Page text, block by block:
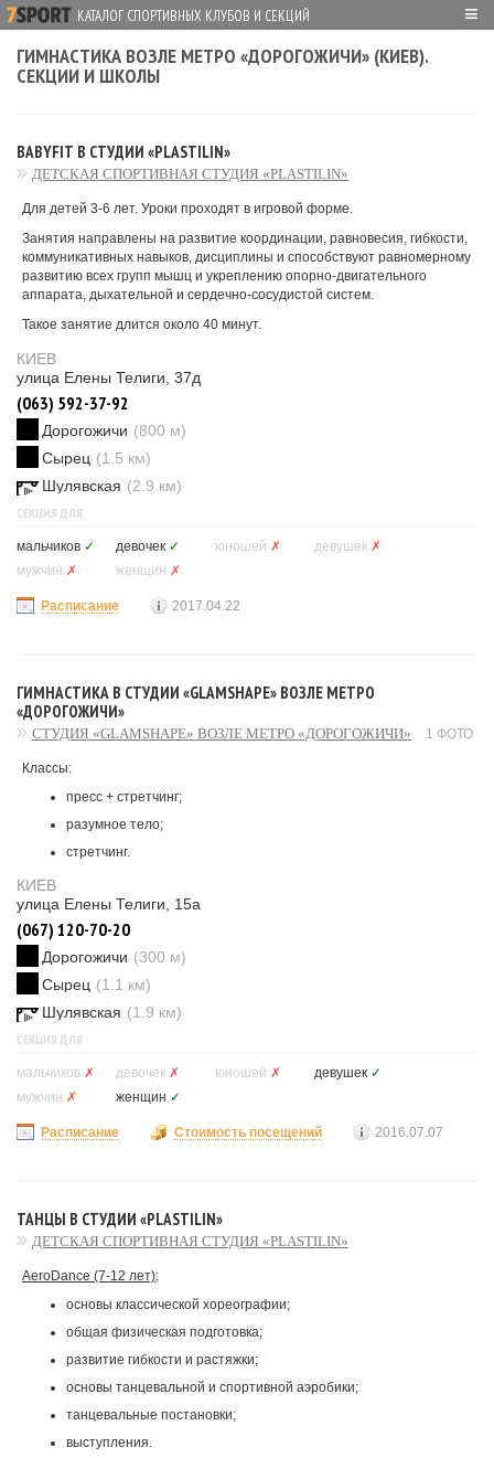
КАТАЛОГ СПОРТИВНЫХ КЛУБОВ И СЕКЦИЙ ≡
ГИМНАСТИКА ВОЗЛЕ МЕТРО «ДОРОГОЖИЧИ» (КИЕВ).
СЕКЦИИ И ШКОЛЫ
BABYFIT В СТУДИИ «PLASTILIN»
ДЕТСКАЯ СПОРТИВНАЯ СТУДИЯ «PLASTILIN»
Для детей 3-6 лет. Уроки проходят в игровой форме.
Занятия направлены на развитие координации, равновесия, гибкости,
коммуникативных навыков, дисциплины и способствуют равномерному
развитию всех групп мышц и укреплению опорно-двигательного
аппарата, дыхательной и сердечно-сосудистой систем.
Такое занятие длится около 40 минут.
КИЕВ
улица Елены Телиги, 37д
(063) 592-37-92
Дорогожичи (800 м)
Сырец (1.5 км)
Шулявская (2.9 км)
СЕКЦИЯ ДЛЯ
мальчиков ✓ девочек ✓ юношей ✗ девушек ✗
мужчин ✗ женщин ✗
Расписание 2017.04.22
ГИМНАСТИКА В СТУДИИ «GLAMSHAPE» ВОЗЛЕ МЕТРО
«ДОРОГОЖИЧИ»
СТУДИЯ «GLAMSHAPE» ВОЗЛЕ МЕТРО «ДОРОГОЖИЧИ» 1 ФОТО
Классы:
пресс + стретчинг;
разумное тело;
стретчинг.
КИЕВ
улица Елены Телиги, 15а
(067) 120-70-20
Дорогожичи (300 м)
Сырец (1.1 км)
Шулявская (1.9 км)
СЕКЦИЯ ДЛЯ
мальчиков ✗ девочек ✗ юношей ✗ девушек ✓
мужчин ✗ женщин ✓
Расписание Стоимость посещений 2016.07.07
ТАНЦЫ В СТУДИИ «PLASTILIN»
ДЕТСКАЯ СПОРТИВНАЯ СТУДИЯ «PLASTILIN»
AeroDance (7-12 лет):
основы классической хореографии;
общая физическая подготовка;
развитие гибкости и растяжки;
основы танцевальной и спортивной аэробики;
танцевальные постановки;
выступления.